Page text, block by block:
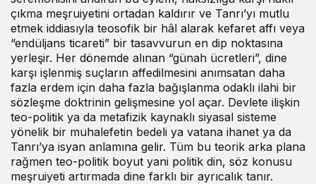
çıkma meşruiyetini ortadan kaldırır ve Tanrı’yı mutlu
etmek iddiasıyla teosofik bir hâl alarak kefaret affı veya
“endüljans ticareti” bir tasavvurun en dip noktasına
yerleşir. Her dönemde alınan “günah ücretleri”, dine
karşı işlenmiş suçların affedilmesini anımsatan daha
fazla erdem için daha fazla bağışlanma odaklı ilahi bir
sözleşme doktrinin gelişmesine yol açar. Devlete ilişkin
teo-politik ya da metafizik kaynaklı siyasal sisteme
yönelik bir muhalefetin bedeli ya vatana ihanet ya da
Tanrı’ya isyan anlamına gelir. Tüm bu teorik arka plana
rağmen teo-politik boyut yani politik din, söz konusu
meşruiyeti artırmada dine farklı bir ayrıcalık tanır.